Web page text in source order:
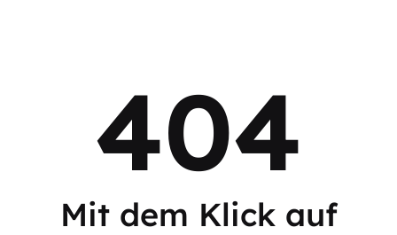
404
Mit dem Klick auf